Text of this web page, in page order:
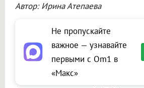
Автор: Ирина Атепаева
Не пропускайте
важное — узнавайте
первыми с Om1 в
«Макс»